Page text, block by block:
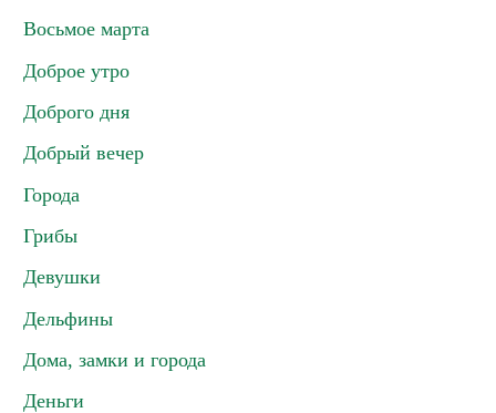
Восьмое марта
Доброе утро
Доброго дня
Добрый вечер
Города
Грибы
Девушки
Дельфины
Дома, замки и города
Деньги